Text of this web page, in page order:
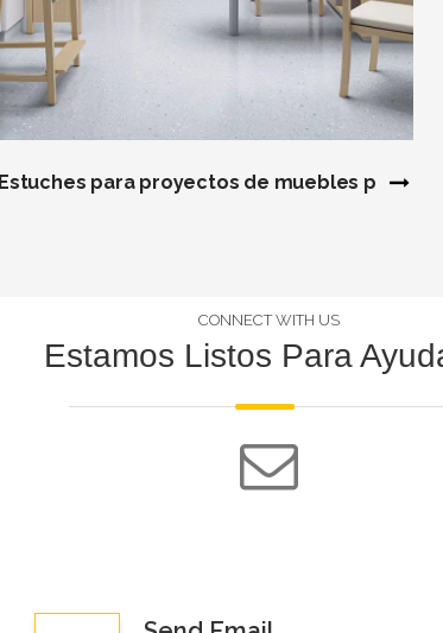
Estuches para proyectos de muebles para el
CONNECT WITH US
Estamos Listos Para